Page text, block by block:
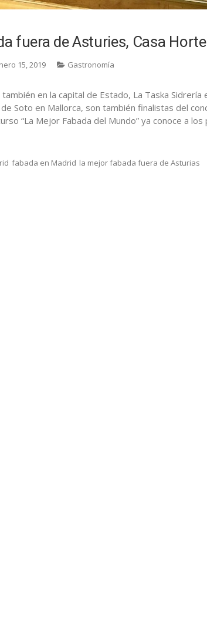
fuera de Asturies, Casa
15, 2019 Gastronomía
en la capital de Estado, La Taska Sidrería
Soto en Mallorca, son también finalistas del
“La Mejor Fabada del Mundo” ya conoce a
fabada en Madrid la mejor fabada fuera de Asturias